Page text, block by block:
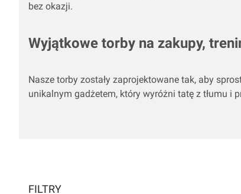
bez okazji.
Wyjątkowe torby na zakupy,
Nasze torby zostały zaprojektowane tak, aby
unikalnym gadżetem, który wyróżni tatę z tłumu i
FILTRY